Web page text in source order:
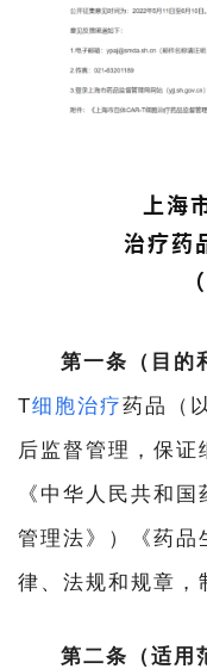
上海
治疗药
第一条（目的
T细胞治疗药品（
后监督管理，保
《中华人民共和
管理法》）《药品
律、法规和规章，
第二条（适用